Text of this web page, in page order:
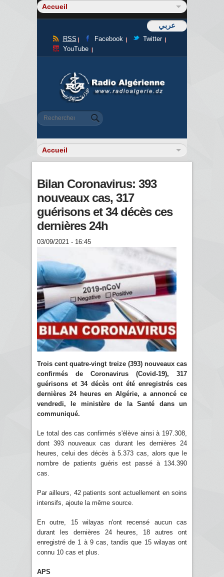
عربي
RSS Facebook
Twitter
YouTube
Formulaire de recherche
Rechercher
Bilan Coronavirus: 393
nouveaux cas, 317
guérisons et 34 décès ces
dernières 24h
03/09/2021 - 16:45
Trois cent quatre-vingt treize (393) nouveaux cas
confirmés de Coronavirus (Covid-19), 317
guérisons et 34 décès ont été enregistrés ces
dernières 24 heures en Algérie, a annoncé ce
vendredi, le ministère de la Santé dans un
communiqué.
Le total des cas confirmés s'élève ainsi à 197.308,
dont 393 nouveaux cas durant les dernières 24
heures, celui des décès à 5.373 cas, alors que le
nombre de patients guéris est passé à 134.390
cas.
Par ailleurs, 42 patients sont actuellement en soins
intensifs, ajoute la même source.
En outre, 15 wilayas n'ont recensé aucun cas
durant les dernières 24 heures, 18 autres ont
enregistré de 1 à 9 cas, tandis que 15 wilayas ont
connu 10 cas et plus.
APS